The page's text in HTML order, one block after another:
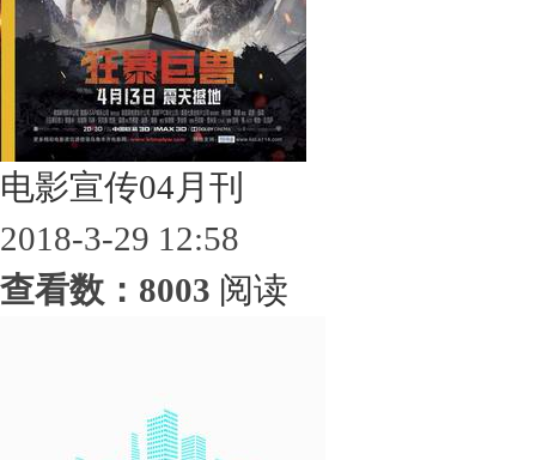
电影宣传04月刊
2018-3-29 12:58
查看数：8003 阅读